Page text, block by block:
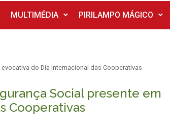
MULTIMÉDIA PIRILAMPO MÁGICO
do Dia Internacional das Cooperativas
Social presente em
Cooperativas